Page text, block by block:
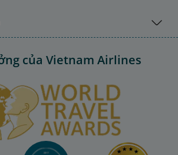
của Vietnam Airlines